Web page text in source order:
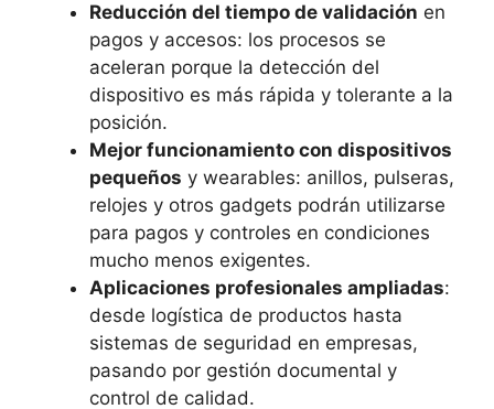
Reducción del tiempo de validación en
pagos y accesos: los procesos se
aceleran porque la detección del
dispositivo es más rápida y tolerante a la
posición.
Mejor funcionamiento con dispositivos
pequeños y wearables: anillos, pulseras,
relojes y otros gadgets podrán utilizarse
para pagos y controles en condiciones
mucho menos exigentes.
Aplicaciones profesionales ampliadas:
desde logística de productos hasta
sistemas de seguridad en empresas,
pasando por gestión documental y
control de calidad.